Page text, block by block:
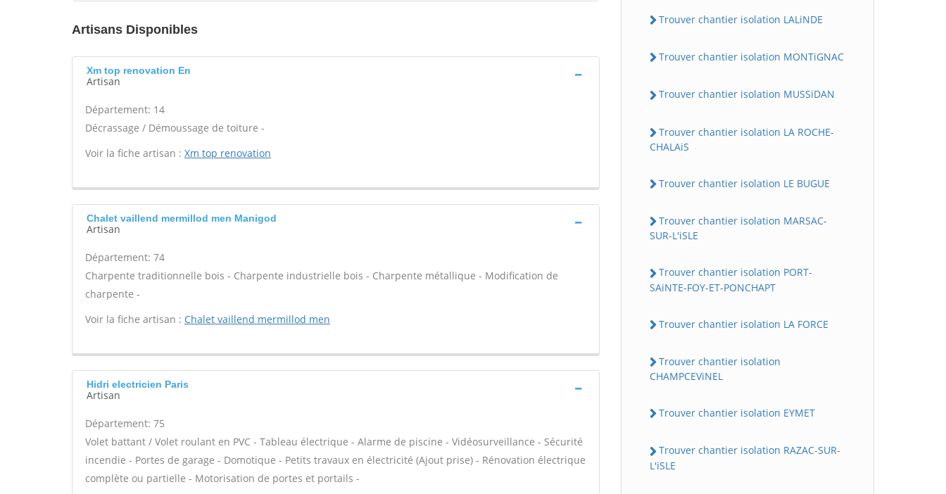
Artisans Disponibles
Xm top renovation En
Artisan
Département: 14
Décrassage / Démoussage de toiture -
Voir la fiche artisan : Xm top renovation
Chalet vaillend mermillod men Manigod
Artisan
Département: 74
Charpente traditionnelle bois - Charpente industrielle bois - Charpente métallique - Modification de
charpente -
Voir la fiche artisan : Chalet vaillend mermillod men
Hidri electricien Paris
Artisan
Département: 75
Volet battant / Volet roulant en PVC - Tableau électrique - Alarme de piscine - Vidéosurveillance - Sécurité
incendie - Portes de garage - Domotique - Petits travaux en électricité (Ajout prise) - Rénovation électrique
complète ou partielle - Motorisation de portes et portails -
Trouver chantier isolation LALiNDE
Trouver chantier isolation MONTiGNAC
Trouver chantier isolation MUSSiDAN
Trouver chantier isolation LA ROCHE-
CHALAiS
Trouver chantier isolation LE BUGUE
Trouver chantier isolation MARSAC-
SUR-L'iSLE
Trouver chantier isolation PORT-
SAiNTE-FOY-ET-PONCHAPT
Trouver chantier isolation LA FORCE
Trouver chantier isolation
CHAMPCEViNEL
Trouver chantier isolation EYMET
Trouver chantier isolation RAZAC-SUR-
L'iSLE